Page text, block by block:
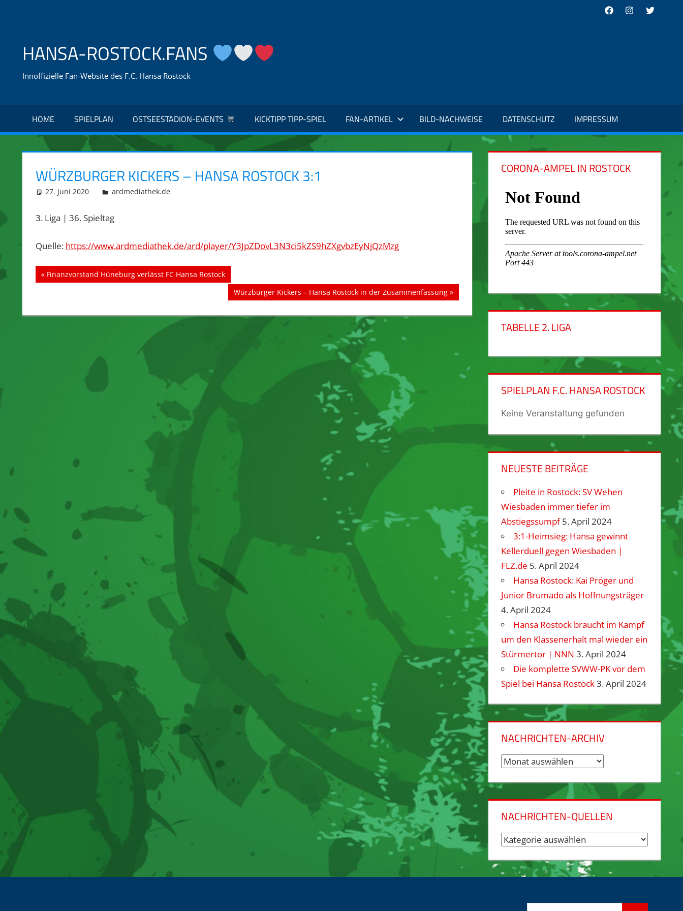
FacebookInstagram
Twitter
HANSA-ROSTOCK.FANS
Innoffizielle Fan-Website des F.C. Hansa Rostock
HOME SPIELPLAN OSTSEESTADION-EVENTS KICKTIPP TIPP-SPIEL FAN-ARTIKEL BILD-NACHWEISE DATENSCHUTZ IMPRESSUM
WÜRZBURGER KICKERS – HANSA ROSTOCK 3:1
27. Juni 2020 integromat
ardmediathek.de
3. Liga | 36. Spieltag
Quelle: https://www.ardmediathek.de/ard/player/Y3JpZDovL3N3ci5kZS9hZXgvbzEyNjQzMzg
Beitragsnavigation
Vorheriger
Beitrag:
Finanzvorstand Hüneburg verlässt FC Hansa Rostock
Nächster
Beitrag:
Würzburger Kickers – Hansa Rostock in der Zusammenfassung
CORONA-AMPEL IN ROSTOCK
TABELLE 2. LIGA
SPIELPLAN F.C. HANSA ROSTOCK
Keine Veranstaltung gefunden
NEUESTE BEITRÄGE
Pleite in Rostock: SV Wehen
Wiesbaden immer tiefer im
Abstiegssumpf 5. April 2024
3:1-Heimsieg: Hansa gewinnt
Kellerduell gegen Wiesbaden |
FLZ.de 5. April 2024
Hansa Rostock: Kai Pröger und
Junior Brumado als Hoffnungsträger
4. April 2024
Hansa Rostock braucht im Kampf
um den Klassenerhalt mal wieder ein
Stürmertor | NNN 3. April 2024
Die komplette SVWW-PK vor dem
Spiel bei Hansa Rostock3. April 2024
NACHRICHTEN-ARCHIV
Nachrichten-
NACHRICHTEN-QUELLEN
Nachrichten-